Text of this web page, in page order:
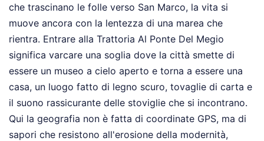
che trascinano le folle verso San Marco, la vita si
muove ancora con la lentezza di una marea che
rientra. Entrare alla Trattoria Al Ponte Del Megio
significa varcare una soglia dove la città smette di
essere un museo a cielo aperto e torna a essere una
casa, un luogo fatto di legno scuro, tovaglie di carta e
il suono rassicurante delle stoviglie che si incontrano.
Qui la geografia non è fatta di coordinate GPS, ma di
sapori che resistono all'erosione della modernità,